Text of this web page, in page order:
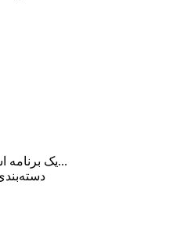
Bnktivity ( با نام قبلی iBank ) یک برنامه استاندارد مک...